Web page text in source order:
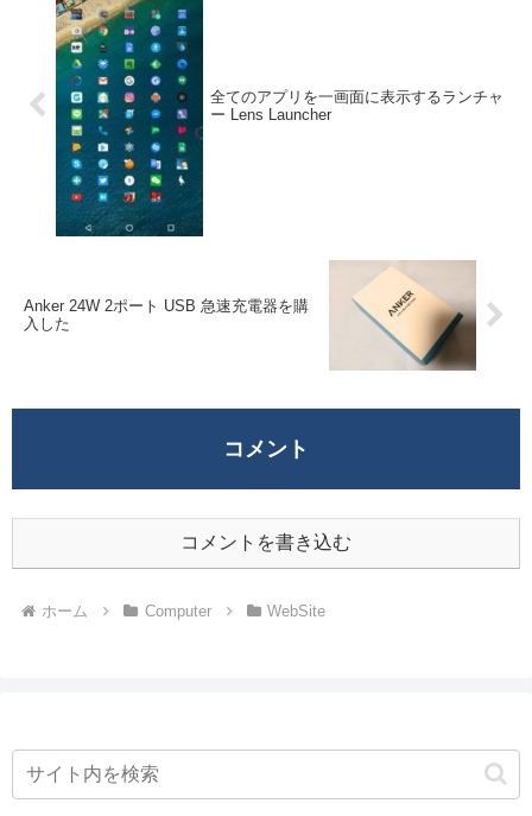
全てのアプリを一画面に表示するランチャ
ー Lens Launcher
Anker 24W 2ポート USB 急速充電器を購
入した
コメント
コメントを書き込む
ホーム Computer WebSite